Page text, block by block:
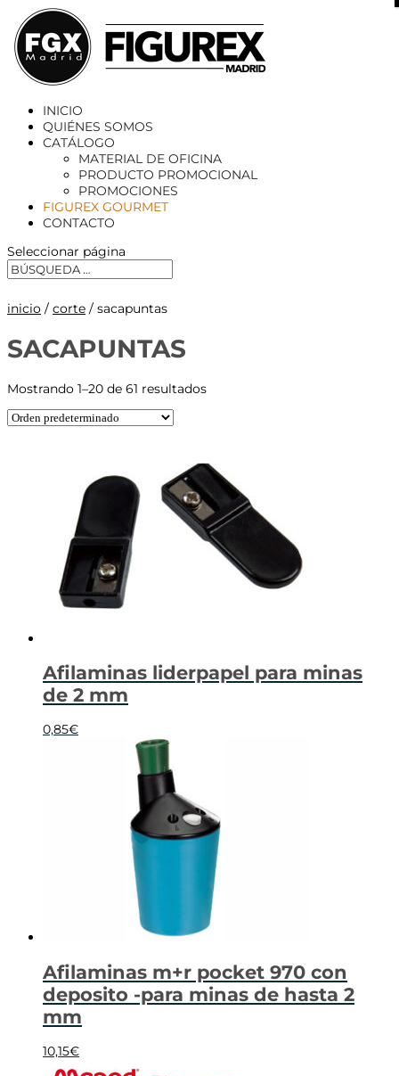
INICIO
QUIÉNES SOMOS
CATÁLOGO
MATERIAL DE OFICINA
PRODUCTO PROMOCIONAL
PROMOCIONES
FIGUREX GOURMET
CONTACTO
Seleccionar página
inicio / corte / sacapuntas
SACAPUNTAS
Mostrando 1–20 de 61 resultados
Afilaminas liderpapel para minas
de 2 mm
0,85€
Afilaminas m+r pocket 970 con
deposito -para minas de hasta 2
mm
10,15€